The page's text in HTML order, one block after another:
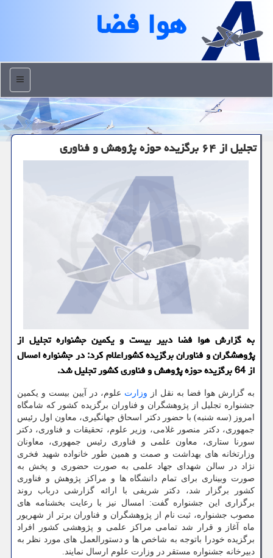
هوا فضا
منو
تجلیل از ۶۴ برگزیده حوزه پژوهش و فناوری
به گزارش هوا فضا دبیر بیست و یکمین جشنواره تجلیل از
پژوهشگران و فناوران برگزیده کشوراعلام کرد: در جشنواره امسال
از 64 برگزیده حوزه پژوهش و فناوری کشور تجلیل شد.
به گزارش هوا فضا به نقل از وزارت علوم، در آیین بیست و یکمین
جشنواره تجلیل از پژوهشگران و فناوران برگزیده کشور که شامگاه
امروز (سه شنبه) با حضور دکتر اسحاق جهانگیری، معاون اول رئیس
جمهوری، دکتر منصور غلامی، وزیر علوم، تحقیقات و فناوری، دکتر
سورنا ستاری، معاون علمی و فناوری رئیس جمهوری، معاونان
وزارتخانه های بهداشت و صمت و همین طور خانواده شهید فخری
نژاد در سالن شهدای جهاد علمی به صورت حضوری و پخش به
صورت وبیناری برای تمام دانشگاه ها و مراکز پژوهش و فناوری
کشور برگزار شد، دکتر شریفی با ارائه گزارشی درباب روند
برگزاری این جشنواره گفت: امسال نیز با رعایت بخشنامه های
مصوب جشنواره، ثبت نام از پژوهشگران و فناوران برتر از شهریور
ماه آغاز و قرار شد تمامی مراکز علمی و پژوهشی کشور افراد
برگزیده خودرا باتوجه به شاخص ها و دستورالعمل های مورد نظر به
دبیرخانه جشنواره مستقر در وزارت علوم ارسال نمایند.